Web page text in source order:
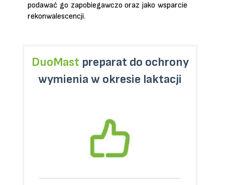
podawać go zapobiegawczo oraz jako wsparcie
rekonwalescencji.
DuoMast preparat do ochrony
wymienia w okresie laktacji